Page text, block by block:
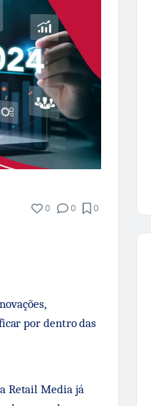
0 0 0
por dentro das
Retail Media já